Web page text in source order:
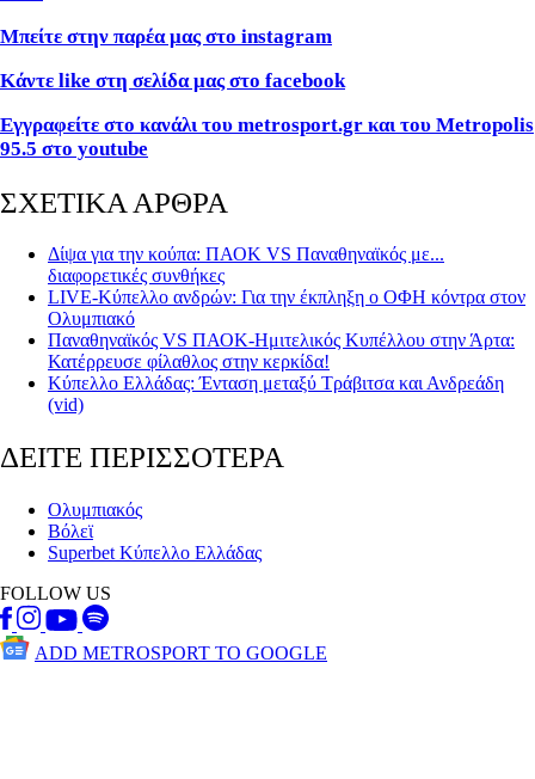
Μπείτε στην παρέα μας στο instagram
Κάντε like στη σελίδα μας στο facebook
Εγγραφείτε στο κανάλι του metrosport.gr και του Metropolis
95.5 στο youtube
ΣΧΕΤΙΚΑ ΑΡΘΡΑ
Δίψα για την κούπα: ΠΑΟΚ VS Παναθηναϊκός με...
διαφορετικές συνθήκες
LIVE-Κύπελλο ανδρών: Για την έκπληξη ο ΟΦΗ κόντρα στον
Ολυμπιακό
Παναθηναϊκός VS ΠΑΟΚ-Ημιτελικός Κυπέλλου στην Άρτα:
Κατέρρευσε φίλαθλος στην κερκίδα!
Κύπελλο Ελλάδας: Ένταση μεταξύ Τράβιτσα και Ανδρεάδη
(vid)
ΔΕΙΤΕ ΠΕΡΙΣΣΟΤΕΡΑ
Ολυμπιακός
Βόλεϊ
Superbet Κύπελλο Ελλάδας
FOLLOW US
ADD METROSPORT TO GOOGLE